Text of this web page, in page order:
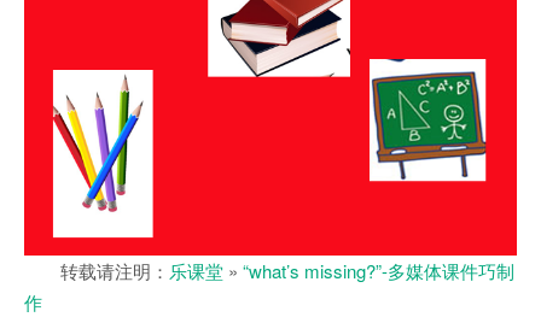
转载请注明： 乐课堂 » “what’s missing?”-多媒体课件巧制
作